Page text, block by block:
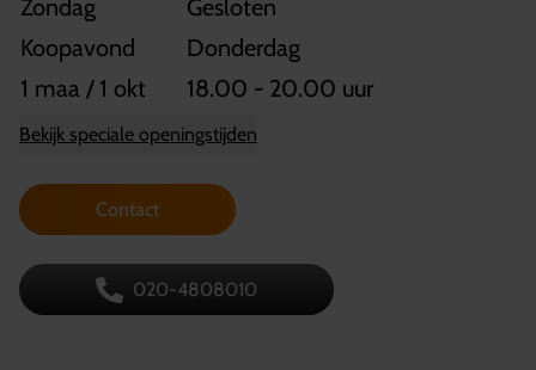
Zondag
Gesloten
Koopavond
Donderdag
1 maa / 1 okt
18.00 - 20.00 uur
Bekijk speciale openingstijden
Contact
020-4808010